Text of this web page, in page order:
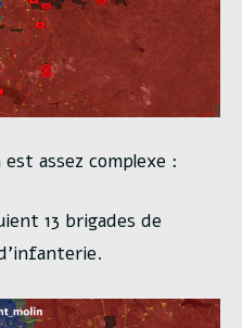
assez complexe :
13 brigades de